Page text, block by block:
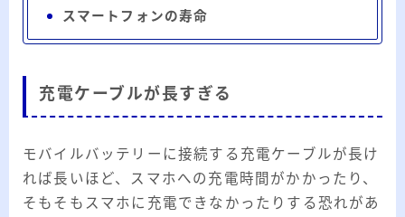
スマートフォンの寿命
充電ケーブルが長すぎる
モバイルバッテリーに接続する充電ケーブルが長け
れば長いほど、スマホへの充電時間がかかったり、
そもそもスマホに充電できなかったりする恐れがあ